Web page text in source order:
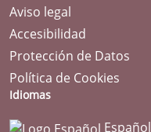
Aviso legal
Accesibilidad
Protección de Datos
Política de Cookies
Idiomas
Español